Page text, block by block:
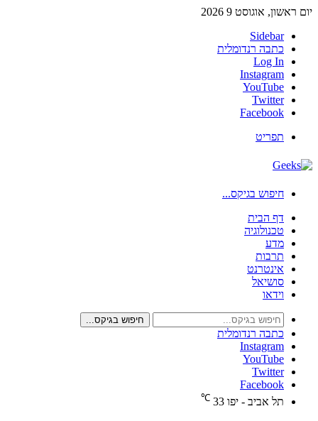
יום ראשון, אוגוסט 9 2026
Sidebar
כתבה רנדומלית
Log In
Instagram
YouTube
Twitter
Facebook
תפריט
חיפוש בגיקס...
דף הבית
טכנולוגיה
מדע
תרבות
אינטרנט
סושיאל
וידאו
חיפוש בגיקס...
כתבה רנדומלית
Instagram
YouTube
Twitter
Facebook
תל אביב - יפו 33
℃